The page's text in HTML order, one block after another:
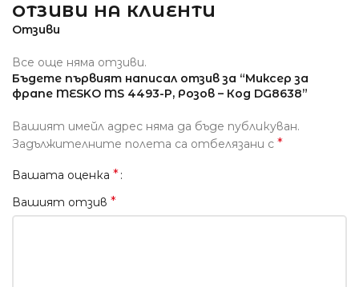
ОТЗИВИ НА КЛИЕНТИ
Отзиви
Все още няма отзиви.
Бъдете първият написал отзив за “Миксер за
фрапе MESKO MS 4493-P, Розов – Код DG8638”
Вашият имейл адрес няма да бъде публикуван.
Задължителните полета са отбелязани с *
Вашата оценка *
Вашият отзив *